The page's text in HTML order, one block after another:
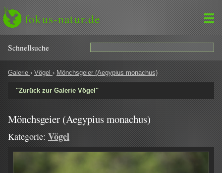
fokus-natur.de
Schnell­suche
Galerie › Vögel › Mönchsgeier (Aegypius monachus)
"Zurück zur Galerie Vögel"
Mönchsgeier (Aegypius monachus)
Kategorie: Vögel